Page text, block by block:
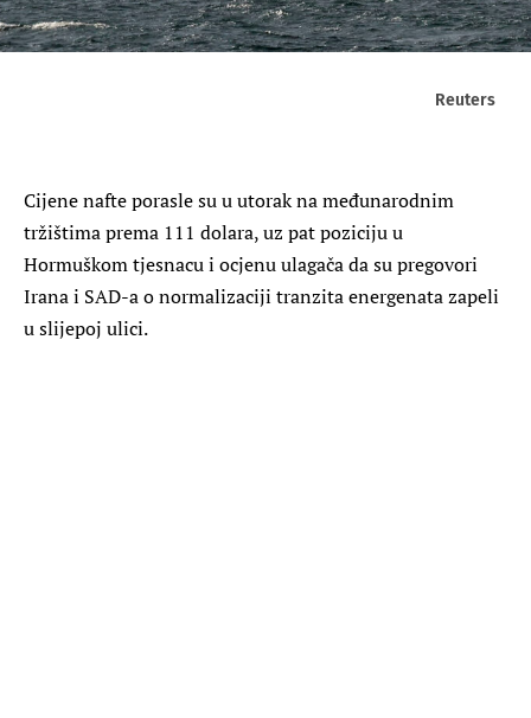
Reuters
Cijene nafte porasle su u utorak na međunarodnim
tržištima prema 111 dolara, uz pat poziciju u
Hormuškom tjesnacu i ocjenu ulagača da su pregovori
Irana i SAD-a o normalizaciji tranzita energenata zapeli
u slijepoj ulici.